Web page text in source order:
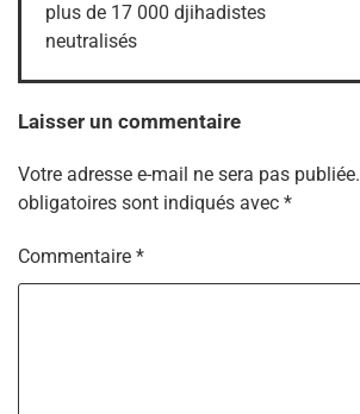
plus de 17 000 djihadistes
neutralisés
Laisser un commentaire
Votre adresse e-mail ne sera pas publiée.
obligatoires sont indiqués avec *
Commentaire *